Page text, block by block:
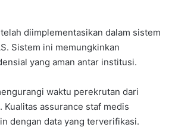
diimplementasikan dalam sistem
Sistem ini memungkinkan
yang aman antar institusi.
waktu perekrutan dari
Kualitas assurance staf medis
dengan data yang terverifikasi.